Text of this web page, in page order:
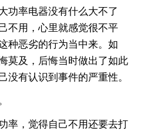
功率电器没有什么大不了
不用，心里就感觉很不平
种恶劣的行为当中来。如
莫及，后悔当时做出了如此
没有认识到事件的严重性。
率，觉得自己不用还要去打